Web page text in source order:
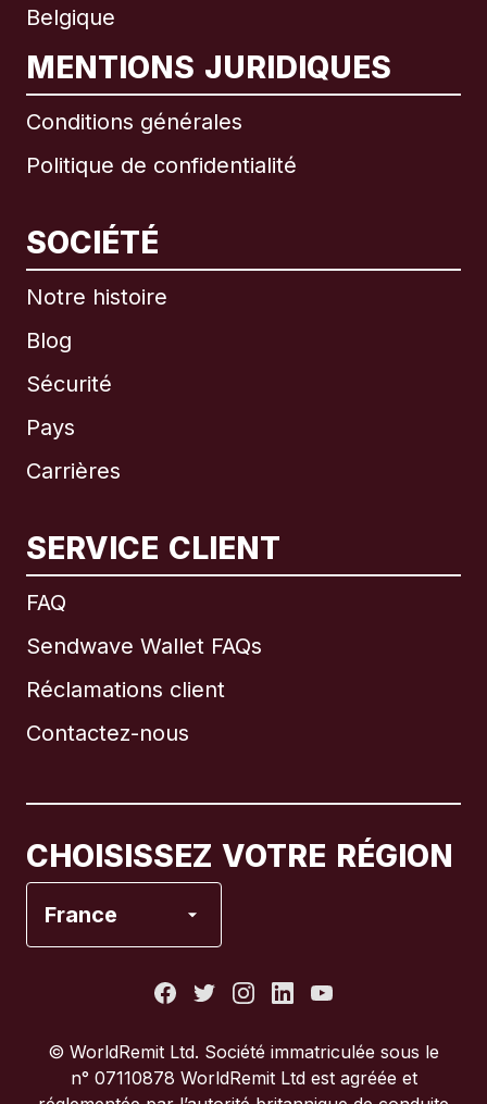
Belgique
MENTIONS JURIDIQUES
Conditions générales
Politique de confidentialité
SOCIÉTÉ
Notre histoire
Blog
Sécurité
Pays
Carrières
SERVICE CLIENT
FAQ
Sendwave Wallet FAQs
Réclamations client
Contactez-nous
CHOISISSEZ VOTRE RÉGION
France
International English
Brésil
Italie
© WorldRemit Ltd. Société immatriculée sous le
n° 07110878 WorldRemit Ltd est agréée et